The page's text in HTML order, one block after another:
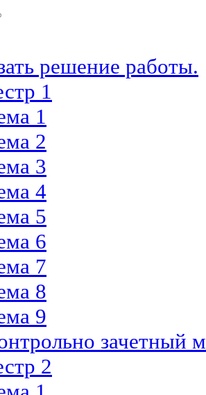
решение работы.
1
1
2
3
4
5
6
7
8
9
зачетный
2